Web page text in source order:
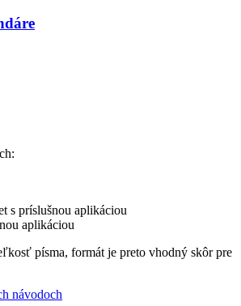
s príslušnou aplikáciou
aplikáciou
písma, formát je preto vhodný skôr pre
návodoch